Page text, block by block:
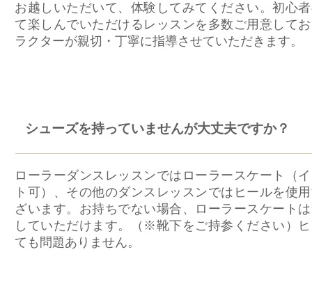
お越しいただいて、体験してみてください。初心
て楽しんでいただけるレッスンを多数ご用意して
ラクターが親切・丁寧に指導させていただきます。
シューズを持っていませんが大丈夫ですか？
ローラーダンスレッスンではローラースケート（
ト可）、その他のダンスレッスンではヒールを使
ざいます。お持ちでない場合、ローラースケート
していただけます。（※靴下をご持参ください）
ても問題ありません。